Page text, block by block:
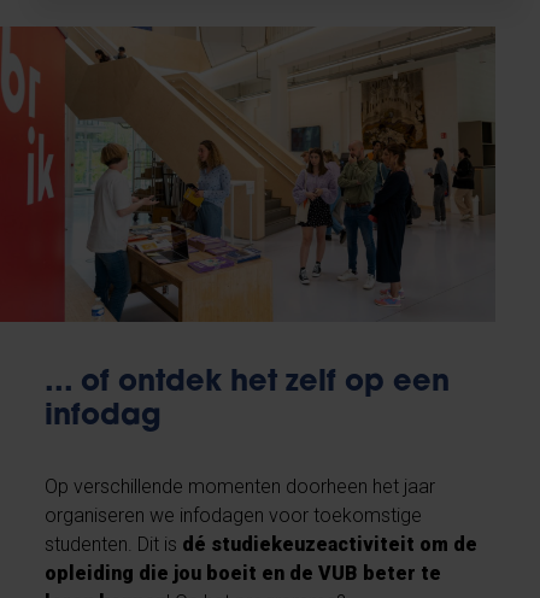
... of ontdek het zelf op een
infodag
Op verschillende momenten doorheen het jaar
organiseren we infodagen voor toekomstige
studenten. Dit is dé studiekeuzeactiviteit om de
opleiding die jou boeit en de VUB beter te